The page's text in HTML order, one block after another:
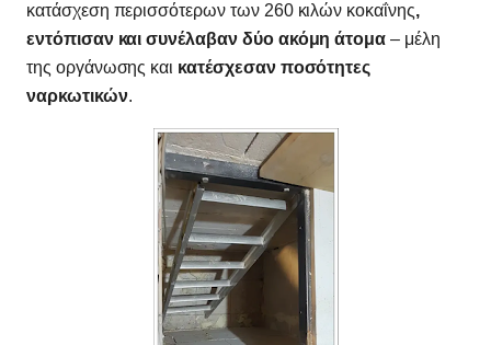
κατάσχεση περισσότερων των 260 κιλών κοκαΐνης,
εντόπισαν και συνέλαβαν δύο ακόμη άτομα – μέλη
της οργάνωσης και κατέσχεσαν ποσότητες
ναρκωτικών.